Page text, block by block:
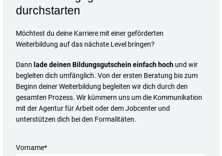
durchstarten
Möchtest du deine Karriere mit einer geförderten
Weiterbildung auf das nächste Level bringen?
Dann lade deinen Bildungsgutschein einfach hoch und wir
begleiten dich umfänglich. Von der ersten Beratung bis zum
Beginn deiner Weiterbildung begleiten wir dich durch den
gesamten Prozess. Wir kümmern uns um die Kommunikation
mit der Agentur für Arbeit oder dem Jobcenter und
unterstützen dich bei den Formalitäten.
Vorname*